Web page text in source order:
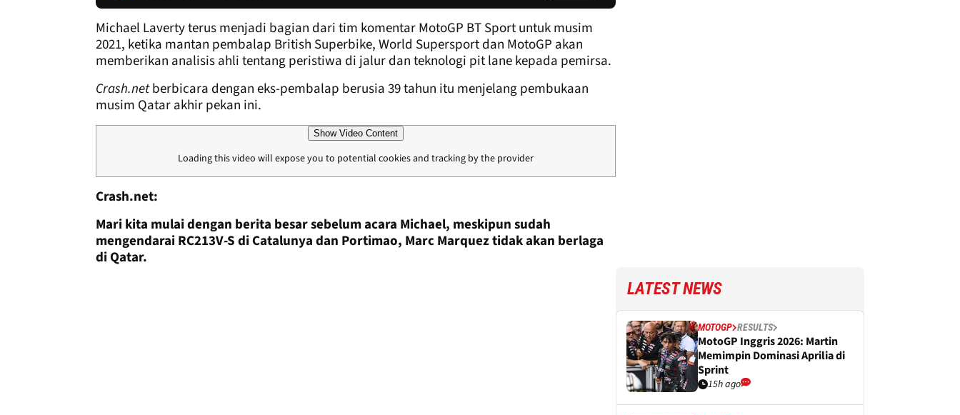
Michael Laverty terus menjadi bagian dari tim komentar MotoGP BT Sport untuk musim
2021, ketika mantan pembalap British Superbike, World Supersport dan MotoGP akan
memberikan analisis ahli tentang peristiwa di jalur dan teknologi pit lane kepada pemirsa.
Crash.netberbicara dengan eks-pembalap berusia 39 tahun itu menjelang pembukaan
musim Qatar akhir pekan ini.
Show Video Content
Loading this video will expose you to potential cookies and tracking by the provider
Crash.net:
Mari kita mulai dengan berita besar sebelum acara Michael, meskipun sudah
mengendarai RC213V-S di Catalunya dan Portimao, Marc Marquez tidak akan berlaga
di Qatar.
LATEST NEWS
MOTOGP RESULTS
MotoGP Inggris 2026: Martin
Memimpin Dominasi Aprilia di
Sprint
15h ago